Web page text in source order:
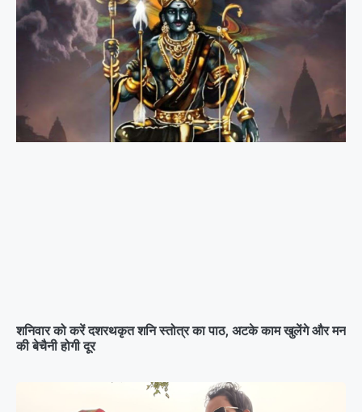
शनिवार को करें दशरथकृत शनि स्तोत्र का पाठ, अटके काम खुलेंगे और मन
की बेचैनी होगी दूर